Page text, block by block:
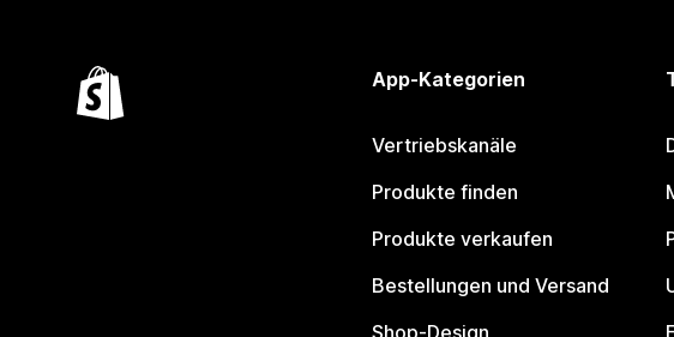
App-Kategorien
Vertriebskanäle
Produkte finden
Produkte verkaufen
Bestellungen und Versand